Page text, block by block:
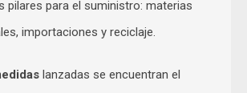
pilares para el suministro: materias
importaciones y reciclaje.
lanzadas se encuentran el